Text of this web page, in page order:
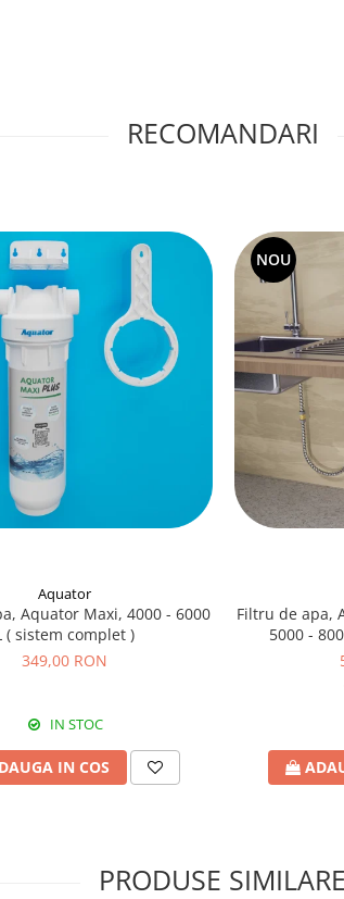
RECOMANDARI
Aquator
Aquator Maxi, 4000 - 6000
( sistem complet )
349,00 RON
IN STOC
IN COS
NOU
Filtru de apa,
5000 -
PRODUSE SIMILARE